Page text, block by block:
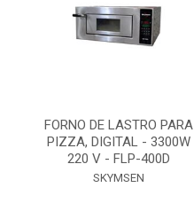
FORNO DE LASTRO PARA
PIZZA, DIGITAL - 3300W
220 V - FLP-400D
SKYMSEN